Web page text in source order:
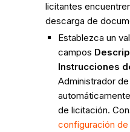
licitantes
descarga de
Establezca un
campos
Instrucciones
Administrador
de licitación.
configuración